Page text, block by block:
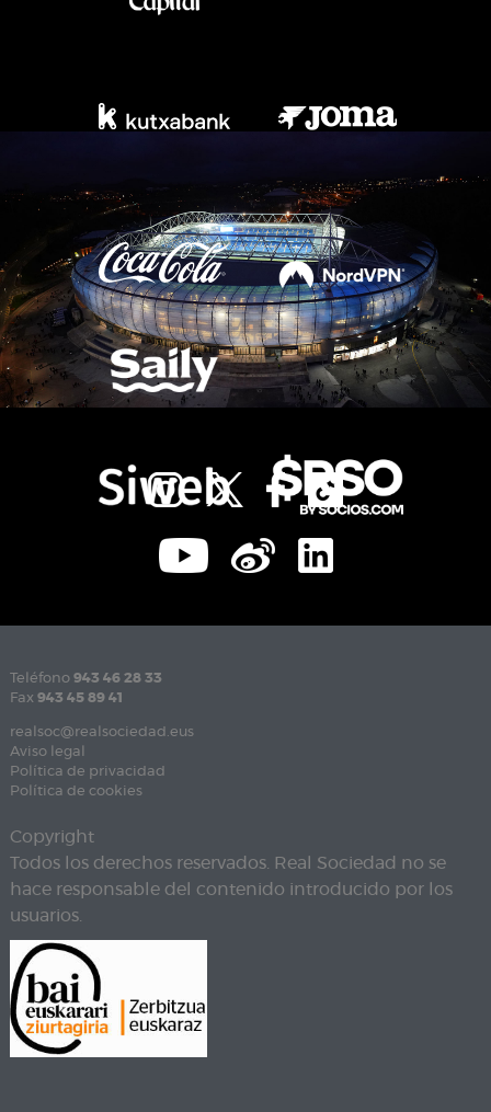
Teléfono 943 46 28 33
Fax 943 45 89 41
realsoc@realsociedad.eus
Aviso legal
Política de privacidad
Política de cookies
Copyright
Todos los derechos reservados. Real Sociedad no se
hace responsable del contenido introducido por los
usuarios.